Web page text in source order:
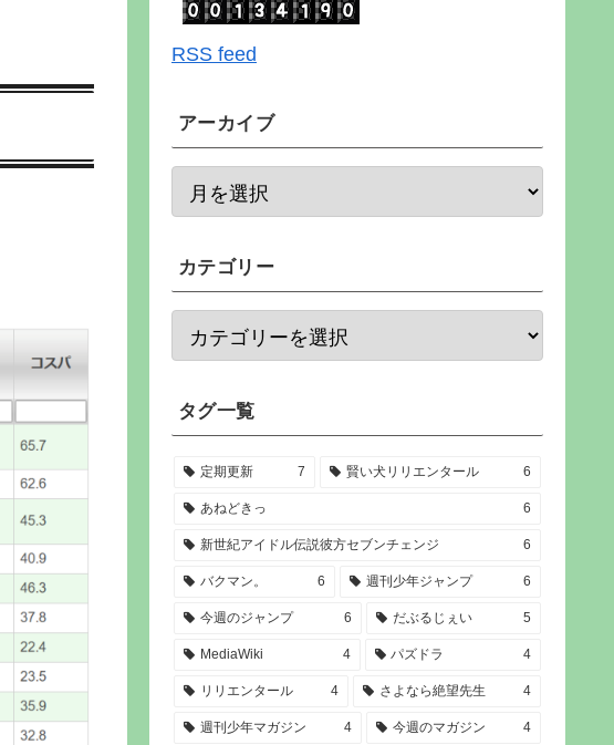
RSS feed
アーカイブ
カテゴリー
タグ一覧
定期更新 7 賢い犬リリエンタール 6
あねどきっ 6
新世紀アイドル伝説彼方セブンチェンジ 6
バクマン。 6 週刊少年ジャンプ 6
今週のジャンプ 6 だぶるじぇい 5
MediaWiki 4 パズドラ 4
リリエンタール 4 さよなら絶望先生 4
週刊少年マガジン 4 今週のマガジン 4